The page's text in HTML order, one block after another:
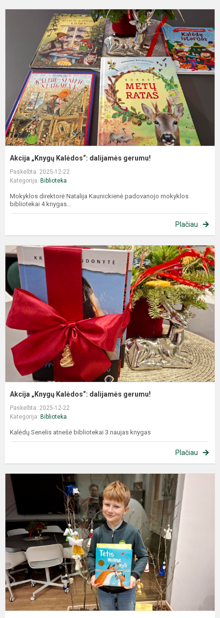
Akcija „Knygų Kalėdos“: dalijamės gerumu!
Paskelbta: 2025-12-22
Kategorija: Biblioteka
Mokyklos direktorė Natalija Kaunickienė padovanojo mokyklos
bibliotekai 4 knygas...
Plačiau
Akcija „Knygų Kalėdos“: dalijamės gerumu!
Paskelbta: 2025-12-22
Kategorija: Biblioteka
Kalėdų Senelis atnešė bibliotekai 3 naujas knygas
Plačiau